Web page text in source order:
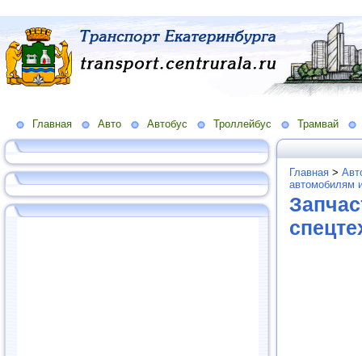
Главная Авто Автобус Троллейбус Трамвай
Главная >
автомобилям